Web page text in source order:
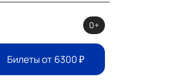
0+
Билеты от 6300₽